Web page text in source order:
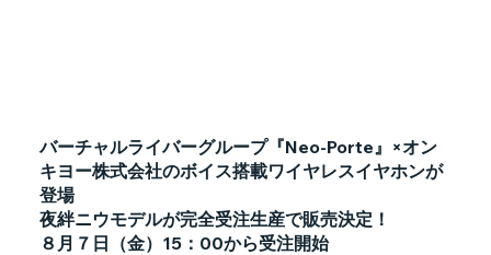
バーチャルライバーグループ『Neo-Porte』×オン
キヨー株式会社のボイス搭載ワイヤレスイヤホンが
登場
夜絆ニウモデルが完全受注生産で販売決定！
８月７日（金）15：00から受注開始